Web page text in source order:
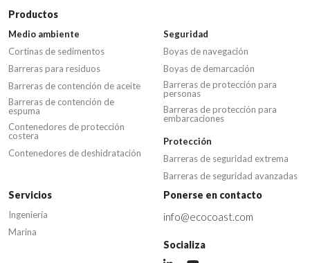
Productos
Medio ambiente
Cortinas de sedimentos
Barreras para residuos
Barreras de contención de aceite
Barreras de contención de
espuma
Contenedores de protección
costera
Contenedores de deshidratación
Seguridad
Boyas de navegación
Boyas de demarcación
Barreras de protección para
personas
Barreras de protección para
embarcaciones
Protección
Barreras de seguridad extrema
Barreras de seguridad avanzadas
Servicios
Ingeniería
Marina
Ponerse en contacto
info@ecocoast.com
Socializa